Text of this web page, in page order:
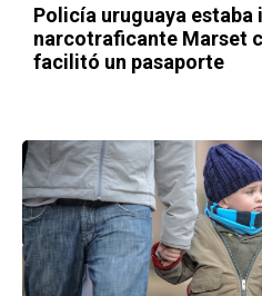
Policía uruguaya estaba
narcotraficante Marset
facilitó un pasaporte